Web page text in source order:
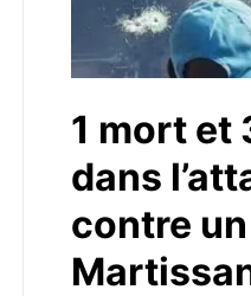
1 mort et
dans
contre